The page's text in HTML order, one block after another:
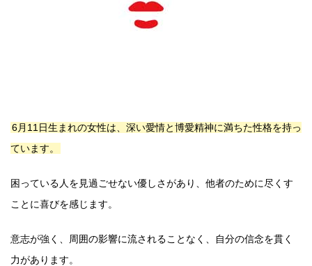
6月11日生まれの女性は、深い愛情と博愛精神に満ちた性格を持っ
ています。
困っている人を見過ごせない優しさがあり、他者のために尽くす
ことに喜びを感じます。
意志が強く、周囲の影響に流されることなく、自分の信念を貫く
力があります。